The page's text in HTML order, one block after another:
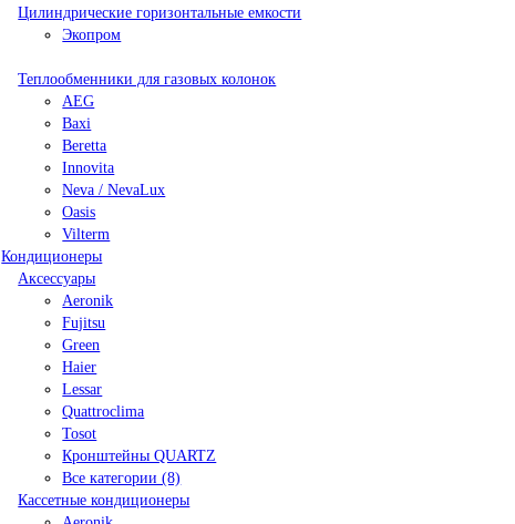
Цилиндрические горизонтальные емкости
Экопром
Теплообменники для газовых колонок
AEG
Baxi
Beretta
Innovita
Neva / NevaLux
Oasis
Vilterm
Кондиционеры
Аксессуары
Aeronik
Fujitsu
Green
Haier
Lessar
Quattroclima
Tosot
Кронштейны QUARTZ
Все категории (8)
Кассетные кондиционеры